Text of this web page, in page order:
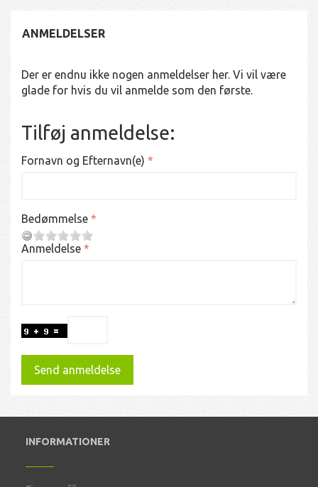
ANMELDELSER
Der er endnu ikke nogen anmeldelser her. Vi vil være
glade for hvis du vil anmelde som den første.
Tilføj anmeldelse:
Fornavn og Efternavn(e)
Bedømmelse
Anmeldelse
Send anmeldelse
INFORMATIONER